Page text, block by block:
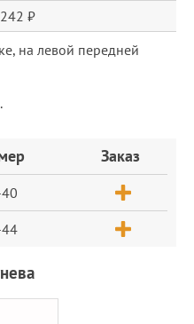
242 ₽
на левой передней
Заказ